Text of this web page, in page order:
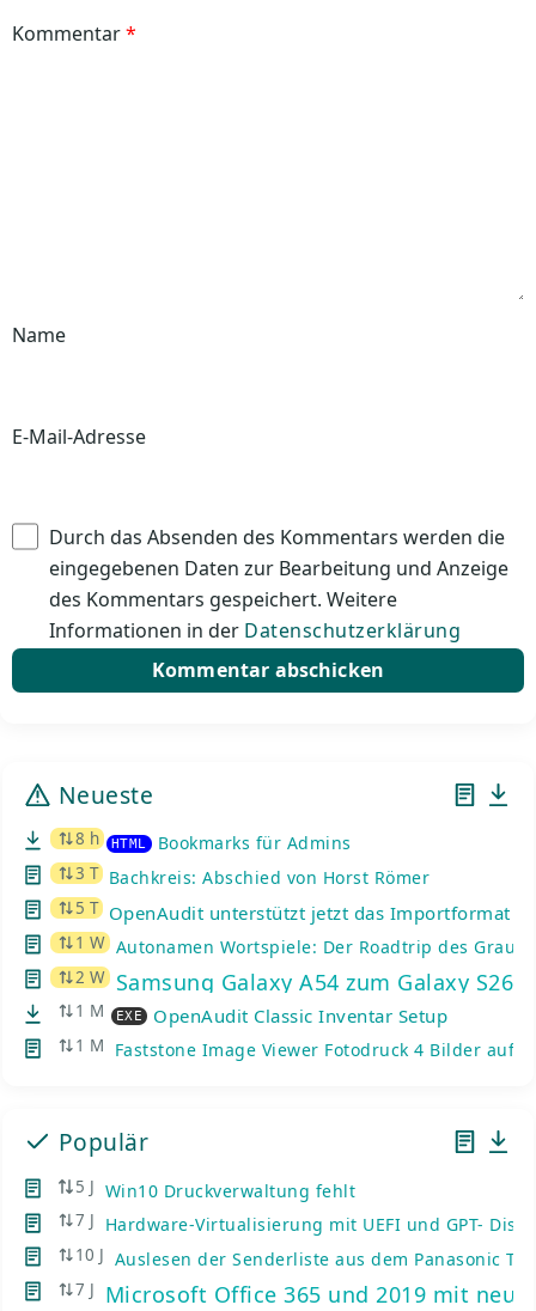
Kommentar*
Name
E-Mail-Adresse
Durch das Absenden des Kommentars werden die
eingegebenen Daten zur Bearbeitung und Anzeige
des Kommentars gespeichert. Weitere
Informationen in der Datenschutzerklärung
Neueste
8 h HTML Bookmarks für Admins
3 T Bachkreis: Abschied von Horst Römer
5 T OpenAudit unterstützt jetzt das Importformat
1 W Autonamen Wortspiele: Der Roadtrip des
2 W Samsung Galaxy A54 zum Galaxy
1 M EXE OpenAudit Classic Inventar Setup
1 M Faststone Image Viewer Fotodruck 4 Bilder auf
Populär
5 J Win10 Druckverwaltung fehlt
7 J Hardware-Virtualisierung mit UEFI und GPT- Disks
10 J Auslesen der Senderliste aus dem Panasonic TV
7 J Microsoft Office 365 und 2019 mit